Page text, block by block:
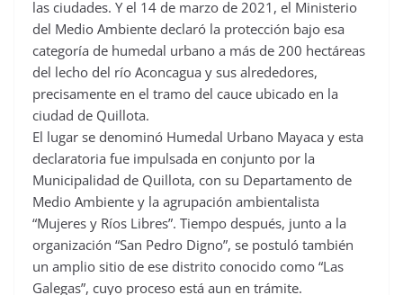
las ciudades. Y el 14 de marzo de 2021, el Ministerio
del Medio Ambiente declaró la protección bajo esa
categoría de humedal urbano a más de 200 hectáreas
del lecho del río Aconcagua y sus alrededores,
precisamente en el tramo del cauce ubicado en la
ciudad de Quillota.
El lugar se denominó Humedal Urbano Mayaca y esta
declaratoria fue impulsada en conjunto por la
Municipalidad de Quillota, con su Departamento de
Medio Ambiente y la agrupación ambientalista
“Mujeres y Ríos Libres”. Tiempo después, junto a la
organización “San Pedro Digno”, se postuló también
un amplio sitio de ese distrito conocido como “Las
Galegas”, cuyo proceso está aun en trámite.